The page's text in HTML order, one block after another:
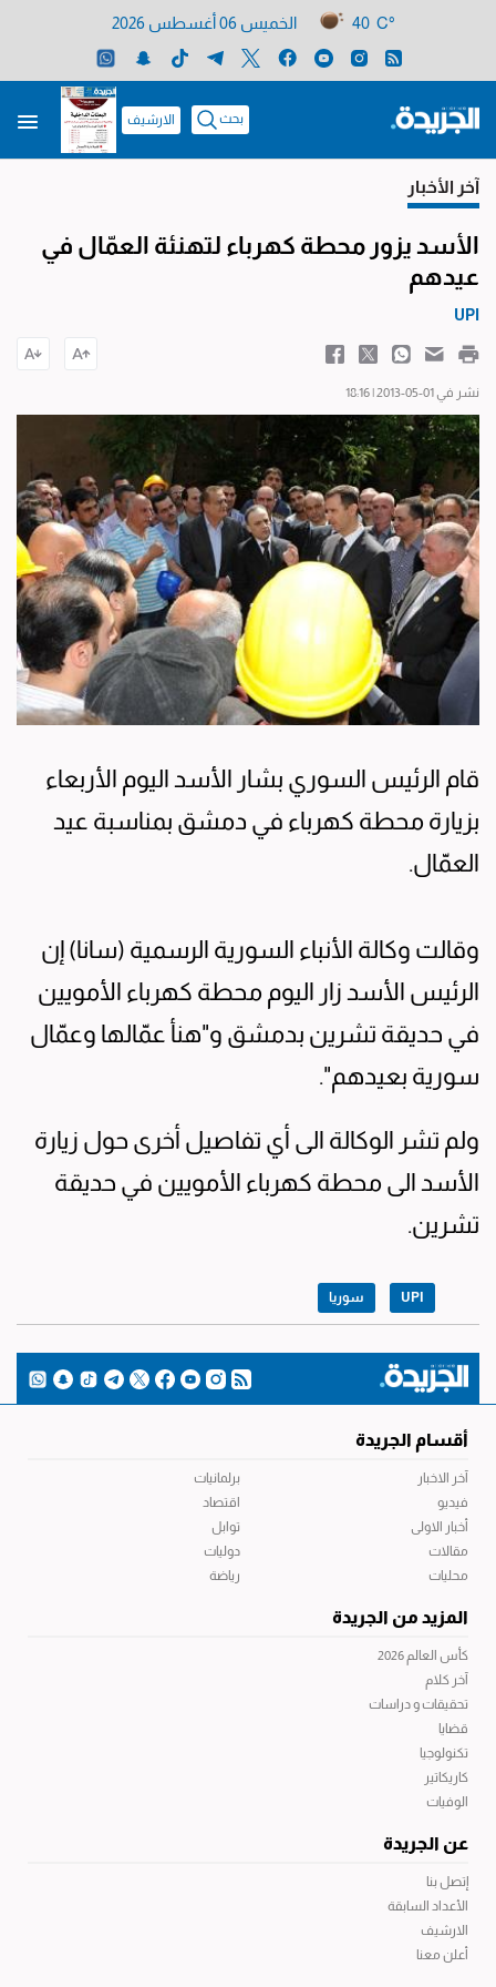
40 C° الخميس 06 أغسطس 2026
بحث الارشيف
آخر الأخبار
الأسد يزور محطة كهرباء لتهنئة العمّال في
عيدهم
UPI
نشر في 01-05-2013 | 18:16
قام الرئيس السوري بشار الأسد اليوم الأربعاء
بزيارة محطة كهرباء في دمشق بمناسبة عيد
العمّال.
وقالت وكالة الأنباء السورية الرسمية (سانا) إن
الرئيس الأسد زار اليوم محطة كهرباء الأمويين
في حديقة تشرين بدمشق و"هنأ عمّالها وعمّال
سورية بعيدهم".
ولم تشر الوكالة الى أي تفاصيل أخرى حول زيارة
الأسد الى محطة كهرباء الأمويين في حديقة
تشرين.
UPI سوريا
أقسام الجريدة
آخر الاخبار
فيديو
أخبار الاولى
مقالات
محليات
برلمانيات
اقتصاد
توابل
دوليات
رياضة
المزيد من الجريدة
كأس العالم 2026
آخر كلام
تحقيقات و دراسات
قضايا
تكنولوجيا
كاريكاتير
الوفيات
عن الجريدة
إتصل بنا
الأعداد السابقة
الارشيف
أعلن معنا